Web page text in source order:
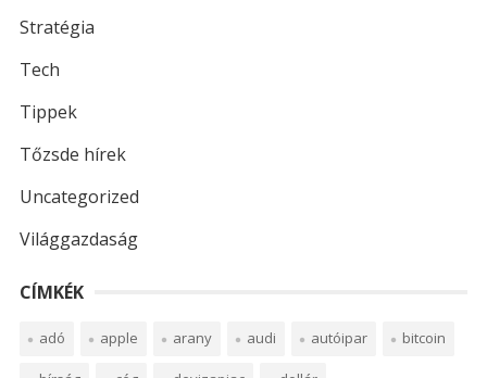
Stratégia
Tech
Tippek
Tőzsde hírek
Uncategorized
Világgazdaság
CÍMKÉK
adó apple arany audi autóipar bitcoin